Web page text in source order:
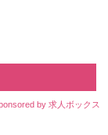
by 求人ボックス